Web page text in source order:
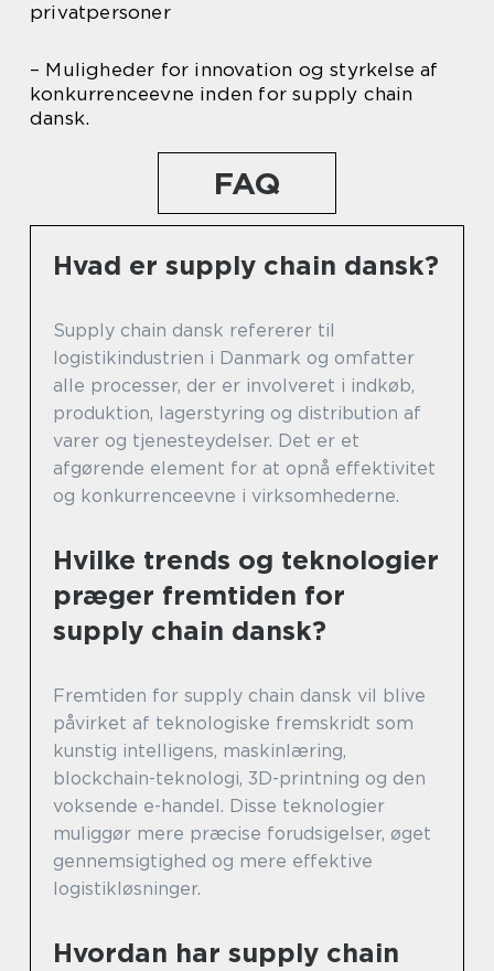
privatpersoner
– Muligheder for innovation og styrkelse af
konkurrenceevne inden for supply chain
dansk.
FAQ
Hvad er supply chain dansk?
Supply chain dansk refererer til
logistikindustrien i Danmark og omfatter
alle processer, der er involveret i indkøb,
produktion, lagerstyring og distribution af
varer og tjenesteydelser. Det er et
afgørende element for at opnå effektivitet
og konkurrenceevne i virksomhederne.
Hvilke trends og teknologier
præger fremtiden for
supply chain dansk?
Fremtiden for supply chain dansk vil blive
påvirket af teknologiske fremskridt som
kunstig intelligens, maskinlæring,
blockchain-teknologi, 3D-printning og den
voksende e-handel. Disse teknologier
muliggør mere præcise forudsigelser, øget
gennemsigtighed og mere effektive
logistikløsninger.
Hvordan har supply chain